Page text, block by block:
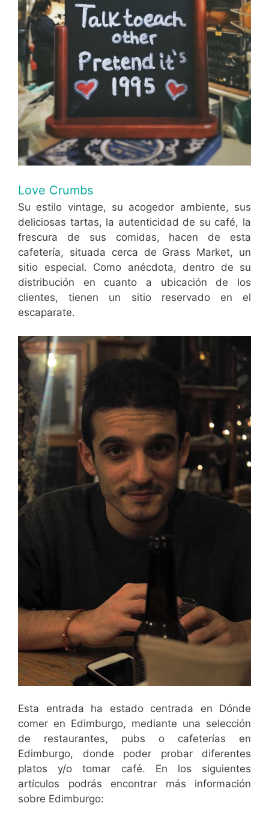
Love Crumbs
Su estilo vintage, su acogedor ambiente, sus
deliciosas tartas, la autenticidad de su café, la
frescura de sus comidas, hacen de esta
cafetería, situada cerca de Grass Market, un
sitio especial. Como anécdota, dentro de su
distribución en cuanto a ubicación de los
clientes, tienen un sitio reservado en el
escaparate.
Esta entrada ha estado centrada en Dónde
comer en Edimburgo, mediante una selección
de restaurantes, pubs o cafeterías en
Edimburgo, donde poder probar diferentes
platos y/o tomar café. En los siguientes
artículos podrás encontrar más información
sobre Edimburgo: